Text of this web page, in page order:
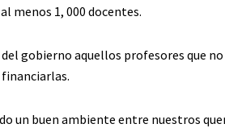
menos 1, 000 docentes.
gobierno aquellos profesores que
un buen ambiente entre nuestros